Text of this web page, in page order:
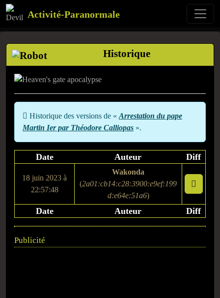
Activité-Paranormale
Historique
Historique des versions de « Arrestation du pape
Martin Ier par Théodore Calliopas ».
Date Auteur Diff
18 juin 2023 à
22:57:48
Wakonda
(2a01:cb14:c28:3900:e9ef:199
d:e64e:51a6)
Date Auteur Diff
Publicité